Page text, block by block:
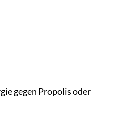
gegen Propolis oder